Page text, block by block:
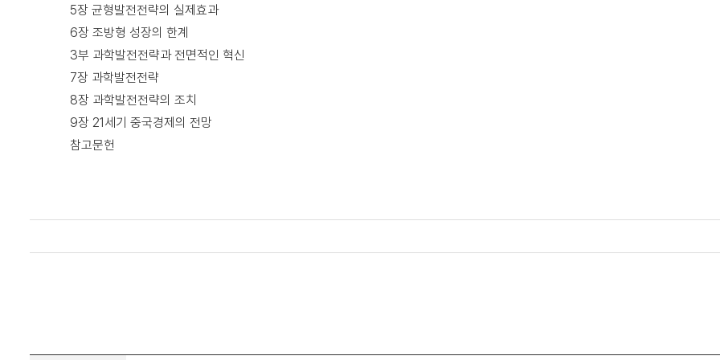
5장 균형발전전략의 실제효과
6장 조방형 성장의 한계
3부 과학발전전략과 전면적인 혁신
7장 과학발전전략
8장 과학발전전략의 조치
9장 21세기 중국경제의 전망
참고문헌